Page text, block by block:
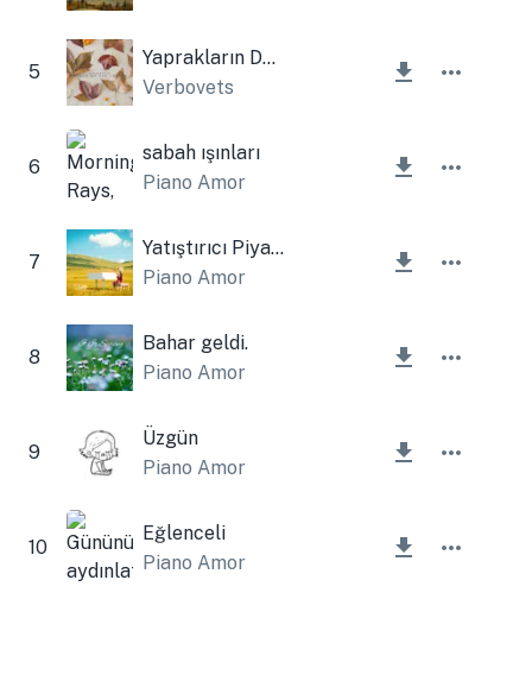
5
Yaprakların Dansı
Verbovets
6
sabah ışınları
Piano Amor
7
Yatıştırıcı Piyano
Piano Amor
8
Bahar geldi.
Piano Amor
9
Üzgün
Piano Amor
10
Eğlenceli
Piano Amor